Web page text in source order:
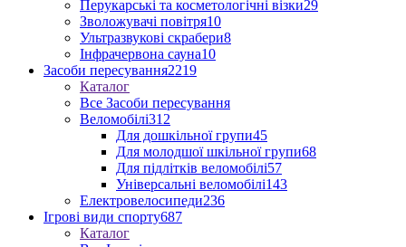
Перукарські та косметологічні візки29
Зволожувачі повітря10
Ультразвукові скрабери8
Інфрачервона сауна10
Засоби пересування2219
Каталог
Все Засоби пересування
Веломобілі312
Для дошкільної групи45
Для молодшої шкільної групи68
Для підлітків веломобілі57
Універсальні веломобілі143
Електровелосипеди236
Ігрові види спорту687
Каталог